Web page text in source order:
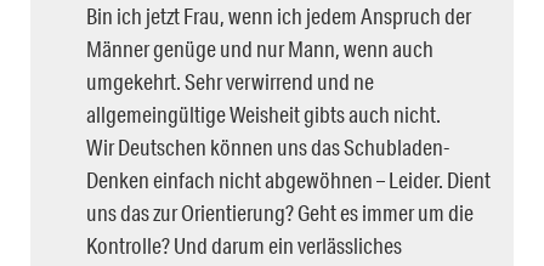
Bin ich jetzt Frau, wenn ich jedem Anspruch der
Männer genüge und nur Mann, wenn auch
umgekehrt. Sehr verwirrend und ne
allgemeingültige Weisheit gibts auch nicht.
Wir Deutschen können uns das Schubladen-
Denken einfach nicht abgewöhnen – Leider. Dient
uns das zur Orientierung? Geht es immer um die
Kontrolle? Und darum ein verlässliches